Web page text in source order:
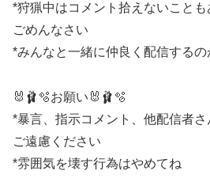
*狩猟中はコメント拾えないことも
ごめんなさい
*みんなと一緒に仲良く配信するの
🐰🩰🫧お願い🐰🩰🫧
*暴言、指示コメント、他配信者さ
ご遠慮ください
*雰囲気を壊す行為はやめてね